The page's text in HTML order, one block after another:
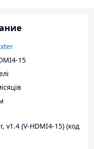
15
v1.4 (V-HDMI4-15) (код